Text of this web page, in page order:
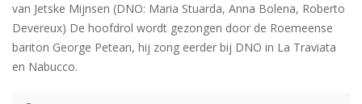
van Jetske Mijnsen (DNO: Maria Stuarda, Anna Bolena, Roberto
Devereux) De hoofdrol wordt gezongen door de Roemeense
bariton George Petean, hij zong eerder bij DNO in La Traviata
en Nabucco.